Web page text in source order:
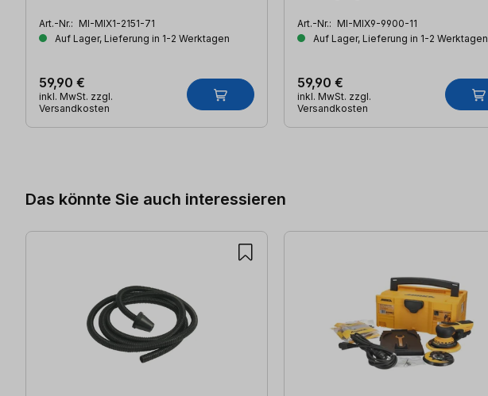
Art.-Nr.: MI-MIX1-2151-71
Auf Lager, Lieferung in 1-2 Werktagen
59,90 €
inkl. MwSt. zzgl.
Versandkosten
Art.-Nr.: MI-MIX9-9900-11
Auf Lager, Lieferung in 1-2 Werktagen
59,90 €
inkl. MwSt. zzgl.
Versandkosten
Das könnte Sie auch interessieren